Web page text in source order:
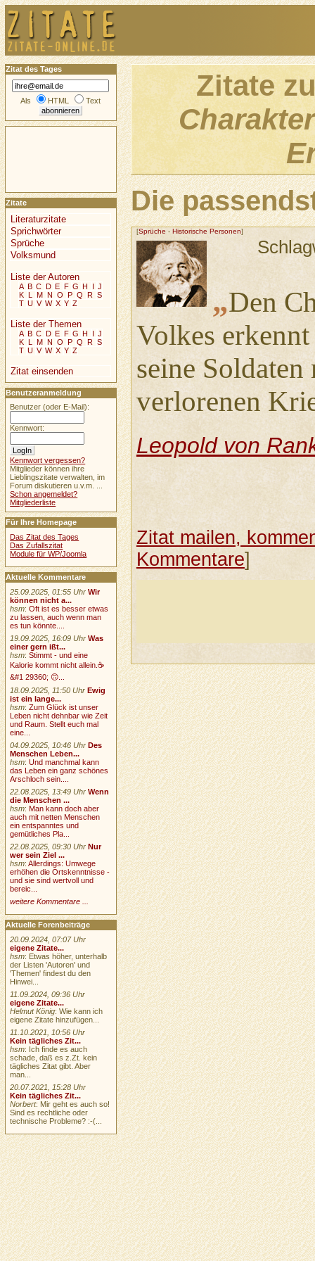
Zitate
Die
[Sprüche - Historische Personen]
„Den
Volkes
seine Soldaten
verlorenen
Leopold von
Zitat mailen,
Kommentare]
Zitat des Tages
Als HTML Text
Zitate
Literaturzitate
Sprichwörter
Sprüche
Volksmund
Liste der Autoren
A B C D E F G H I J
K L M N O P Q R S
T U V W X Y Z
Liste der Themen
A B C D E F G H I J
K L M N O P Q R S
T U V W X Y Z
Zitat einsenden
Benutzeranmeldung
Benutzer (oder E-Mail):
Kennwort:
Kennwort vergessen?
Mitglieder können ihre
Lieblingszitate verwalten, im
Forum diskutieren u.v.m. ...
Schon angemeldet?
Mitgliederliste
Für Ihre Homepage
Das Zitat des Tages
Das Zufallszitat
Module für WP/Joomla
Aktuelle Kommentare
25.09.2025, 01:55 Uhr Wir
können nicht a...
hsm:Oft ist es besser etwas
zu lassen, auch wenn man
es tun könnte....
19.09.2025, 16:09 Uhr Was
einer gern ißt...
hsm:Stimmt - und eine
Kalorie kommt nicht allein.☕
&#1 29360; 🙃...
18.09.2025, 11:50 Uhr Ewig
ist ein lange...
hsm:Zum Glück ist unser
Leben nicht dehnbar wie Zeit
und Raum. Stellt euch mal
eine...
04.09.2025, 10:46 Uhr Des
Menschen Leben...
hsm:Und manchmal kann
das Leben ein ganz schönes
Arschloch sein....
22.08.2025, 13:49 Uhr Wenn
die Menschen ...
hsm:Man kann doch aber
auch mit netten Menschen
ein entspanntes und
gemütliches Pla...
22.08.2025, 09:30 Uhr Nur
wer sein Ziel ...
hsm:Allerdings: Umwege
erhöhen die Ortskenntnisse -
und sie sind wertvoll und
bereic...
weitere Kommentare ...
Aktuelle Forenbeiträge
20.09.2024, 07:07 Uhr
eigene Zitate...
hsm: Etwas höher, unterhalb
der Listen 'Autoren' und
'Themen' findest du den
Hinwei...
11.09.2024, 09:36 Uhr
eigene Zitate...
Helmut König: Wie kann ich
eigene Zitate hinzufügen...
11.10.2021, 10:56 Uhr
Kein tägliches Zit...
hsm: Ich finde es auch
schade, daß es z.Zt. kein
tägliches Zitat gibt. Aber
man...
20.07.2021, 15:28 Uhr
Kein tägliches Zit...
Norbert: Mir geht es auch so!
Sind es rechtliche oder
technische Probleme? :-(...